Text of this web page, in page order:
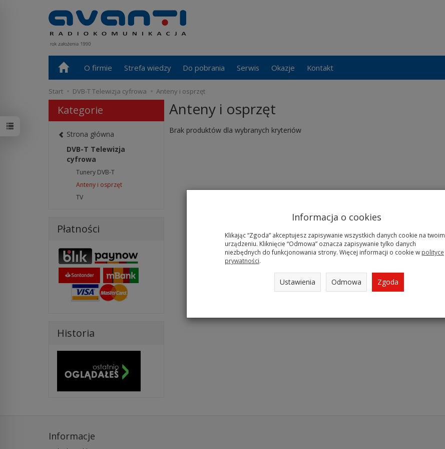
O firmie Strefa wiedzy Do pobrania Serwis Okazje Kontakt
Start DVB-T Telewizja cyfrowa Anteny i osprzęt
Anteny i osprzęt
Brak produktów dla wybranych kryteriów
Kategorie
Strona główna
DVB-T Telewizja
cyfrowa
Tunery DVB-T
Anteny i osprzęt
TV
Płatności
Historia
Informacje
Informacja o cookies
Klikając “Zgoda” akceptujesz zapisywanie wszystkich danych cookie na twoim
urządzeniu. Kliknięcie “Odmowa” oznacza zapisywanie tylko danych
niezbędnych do funkcjonowania strony. Więcej informacji o cookie w polityce
prywatności.
Ustawienia Odmowa Zgoda